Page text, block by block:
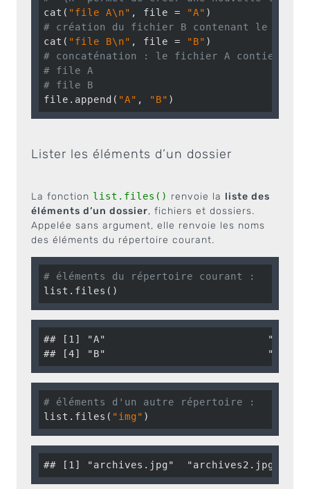
cat( "file A\n" , file = "A"
# création du fichier B contenant le
cat( "file B\n" , file = "B"
# concaténation : le fichier A contiendra
# file A
# file B
file.append( "A" , "B" )
Lister les éléments d’un dossier
La fonction list.files() renvoie la liste des
éléments d’un dossier, fichiers et dossiers.
Appelée sans argument, elle renvoie les noms
des éléments du répertoire courant.
# éléments du répertoire courant :
list.files()
## [1] "A"
## [4] "B"                          "img"
# éléments d'un autre répertoire :
list.files( "img" )
## [1] "archives.jpg"  "archives2.jpg"